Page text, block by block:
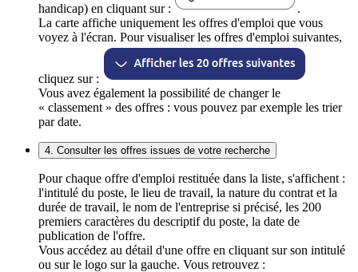
handicap) en cliquant sur :
.
La carte affiche uniquement les offres d'emploi que vous
voyez à l'écran. Pour visualiser les offres d'emploi suivantes,
cliquez sur :
Vous avez également la possibilité de changer le
« classement » des offres : vous pouvez par exemple les trier
par date.
4. Consulter les offres issues de votre recherche
Pour chaque offre d'emploi restituée dans la liste, s'affichent :
l'intitulé du poste, le lieu de travail, la nature du contrat et la
durée de travail, le nom de l'entreprise si précisé, les 200
premiers caractères du descriptif du poste, la date de
publication de l'offre.
Vous accédez au détail d'une offre en cliquant sur son intitulé
ou sur le logo sur la gauche. Vous retrouvez :